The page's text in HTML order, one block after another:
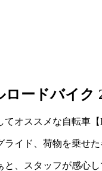
ードバイク
オススメな自転車【
イド、荷物を乗せ
、スタッフが感心